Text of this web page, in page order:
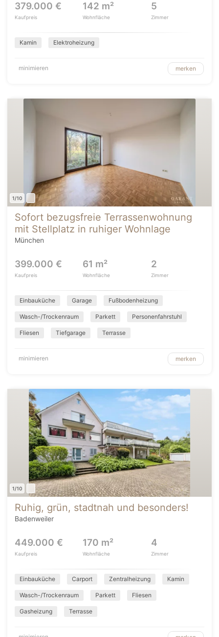
379.000 €
Kaufpreis
142 m²
Wohnfläche
5
Zimmer
Kamin Elektroheizung
minimieren merken
1/10
Sofort bezugsfreie Terrassenwohnung
mit Stellplatz in ruhiger Wohnlage
München
399.000 €
Kaufpreis
61 m²
Wohnfläche
2
Zimmer
Einbauküche Garage Fußbodenheizung
Wasch-/Trockenraum Parkett Personenfahrstuhl
Fliesen Tiefgarage Terrasse
minimieren merken
1/10
Ruhig, grün, stadtnah und besonders!
Badenweiler
449.000 €
Kaufpreis
170 m²
Wohnfläche
4
Zimmer
Einbauküche Carport Zentralheizung Kamin
Wasch-/Trockenraum Parkett Fliesen
Gasheizung Terrasse